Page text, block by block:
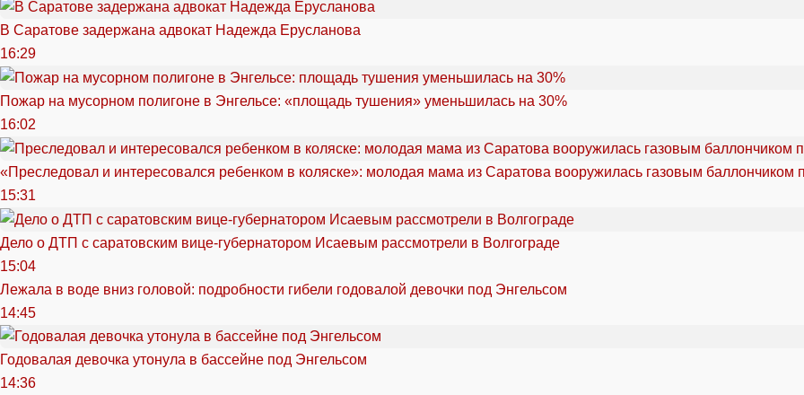
В Саратове задержана адвокат Надежда Ерусланова
16:29
Пожар на мусорном полигоне в Энгельсе: «площадь тушения» уменьшилась на 30%
16:02
«Преследовал и интересовался ребенком в коляске»: молодая мама из Саратова вооружилась газовым баллончиком
15:31
Дело о ДТП с саратовским вице-губернатором Исаевым рассмотрели в Волгограде
15:04
Лежала в воде вниз головой: подробности гибели годовалой девочки под Энгельсом
14:45
Годовалая девочка утонула в бассейне под Энгельсом
14:36